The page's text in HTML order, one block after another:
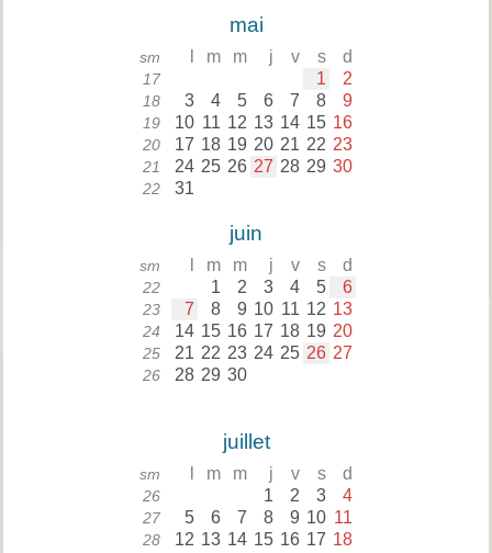
mai
sm m m j v s d
17 1 2
18 3 4 5 6 7 8 9
19 10 11 12 13 14 15 16
20 17 18 19 20 21 22 23
21 24 25 26 27 28 29 30
22 31
juin
sm m m j v s d
22 1 2 3 4 5 6
23 7 8 9 10 11 12 13
24 14 15 16 17 18 19 20
25 21 22 23 24 25 26 27
26 28 29 30
juillet
sm m m j v s d
26 1 2 3 4
27 5 6 7 8 9 10 11
28 12 13 14 15 16 17 18